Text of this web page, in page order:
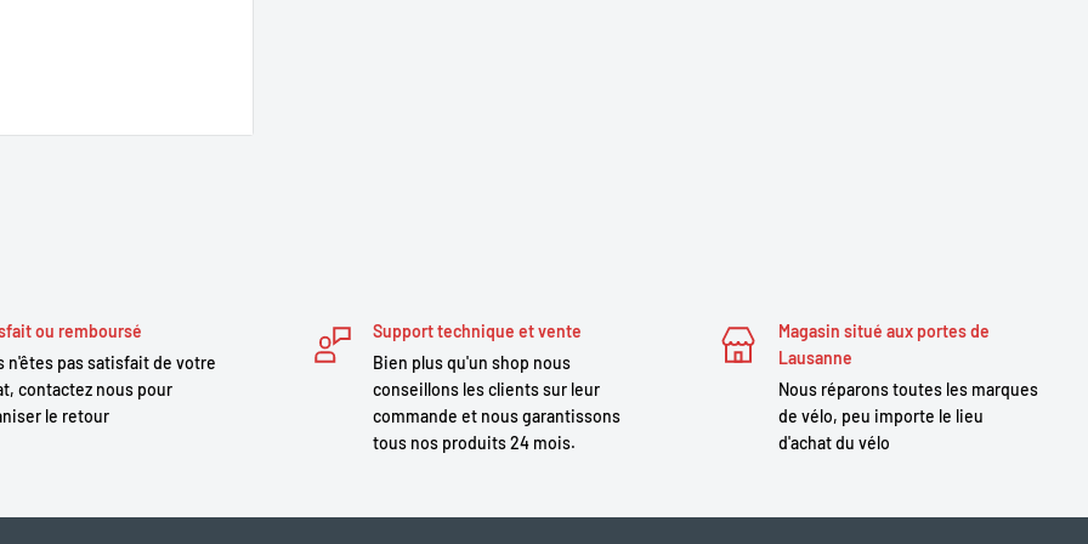
de contrôle.
material: aluminium
spoke holes, centerlock
32 spoke holes,
wire
ou remboursé
n'êtes pas satisfait de votre
contactez nous pour
le retour
Support technique et vente
Bien plus qu'un shop nous
conseillons les clients sur leur
commande et nous garantissons
tous nos produits 24 mois.
Magasin situé aux portes de
Lausanne
Nous réparons toutes les marques
de vélo, peu importe le lieu
d'achat du vélo